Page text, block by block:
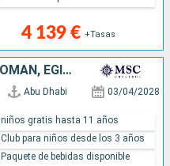
4 139 € +Tasas
EMIRATOS ÁRABES UNIDOS, OMAN, EGIPTO, MALTA, ITALIA, FRANCIA, ESPAÑA
Abu Dhabi 03/04/2028
niños gratis hasta 11 años
Club para niños desde los 3 años
Paquete de bebidas disponible